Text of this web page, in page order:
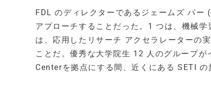
FDL のディレクターであるジェームズ パ
アプローチすることだった。1 つは、機械
は、応用したリサーチ アクセラレーターの
ことだ。優秀な大学院生 12 人のグループ
Centerを拠点にする間、近くにある SETI